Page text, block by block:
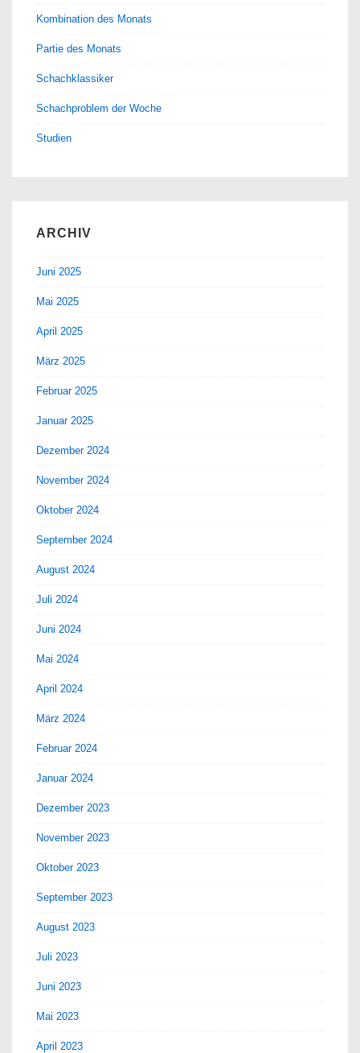
Kombination des Monats
Partie des Monats
Schachklassiker
Schachproblem der Woche
Studien
ARCHIV
Juni 2025
Mai 2025
April 2025
März 2025
Februar 2025
Januar 2025
Dezember 2024
November 2024
Oktober 2024
September 2024
August 2024
Juli 2024
Juni 2024
Mai 2024
April 2024
März 2024
Februar 2024
Januar 2024
Dezember 2023
November 2023
Oktober 2023
September 2023
August 2023
Juli 2023
Juni 2023
Mai 2023
April 2023